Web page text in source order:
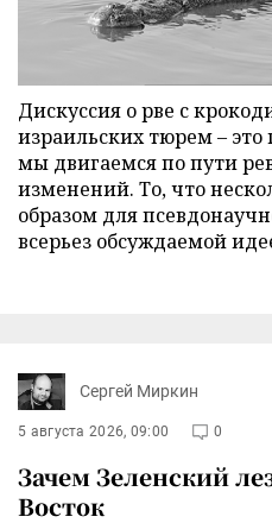
Дискуссия о рве с
израильских тюрем –
мы двигаемся по пути
изменений. То, что
образом для
всерьез обсуждаемой
Сергей Миркин
5 августа 2026, 09:00 0
Зачем Зеленский
Восток